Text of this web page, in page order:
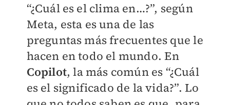
“¿Cuál es el clima en…?”, según
Meta, esta es una de las
preguntas más frecuentes que le
hacen en todo el mundo. En
Copilot, la más común es “¿Cuál
es el significado de la vida?”. Lo